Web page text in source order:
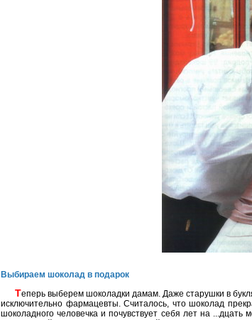
Выбираем шоколад в подарок
Теперь выберем шоколадки дамам. Даже старушки в буклях с удовольствием отведают трюфели с кокосовыми хлопьями. До середины XIX века бельгийские сладости производили
исключительно фармацевты. Считалось, что шоколад
шоколадного человечка и почувствует себя лет на